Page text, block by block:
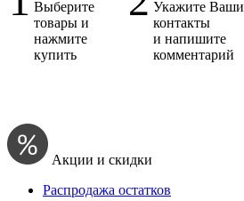
Выберите
товары и
нажмите
купить
Укажите Ваши
контакты
и напишите
комментарий
Акции и скидки
Распродажа остатков